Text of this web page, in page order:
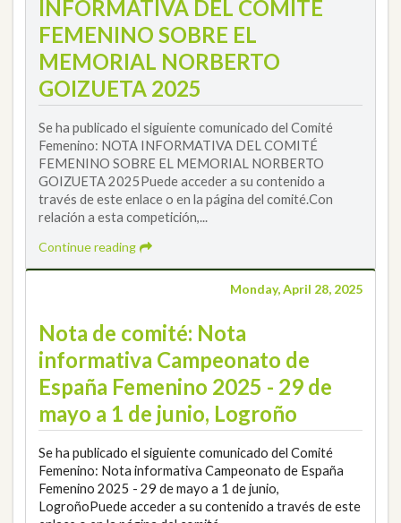
INFORMATIVA DEL COMITÉ
FEMENINO SOBRE EL
MEMORIAL NORBERTO
GOIZUETA 2025
Se ha publicado el siguiente comunicado del Comité
Femenino: NOTA INFORMATIVA DEL COMITÉ
FEMENINO SOBRE EL MEMORIAL NORBERTO
GOIZUETA 2025Puede acceder a su contenido a
través de este enlace o en la página del comité.Con
relación a esta competición,...
Continue reading
Monday, April 28, 2025
Nota de comité: Nota
informativa Campeonato de
España Femenino 2025 - 29 de
mayo a 1 de junio, Logroño
Se ha publicado el siguiente comunicado del Comité
Femenino: Nota informativa Campeonato de España
Femenino 2025 - 29 de mayo a 1 de junio,
LogroñoPuede acceder a su contenido a través de este